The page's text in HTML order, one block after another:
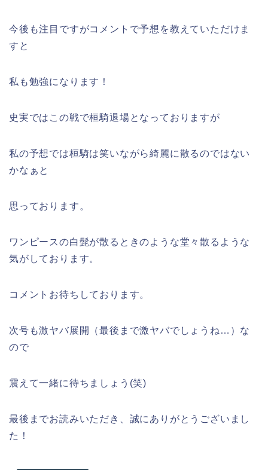
今後も注目ですがコメントで予想を教えていただけま
すと
私も勉強になります！
史実ではこの戦で桓騎退場となっておりますが
私の予想では桓騎は笑いながら綺麗に散るのではない
かなぁと
思っております。
ワンピースの白髭が散るときのような堂々散るような
気がしております。
コメントお待ちしております。
次号も激ヤバ展開（最後まで激ヤバでしょうね…）な
ので
震えて一緒に待ちましょう(笑)
最後までお読みいただき、誠にありがとうございまし
た！